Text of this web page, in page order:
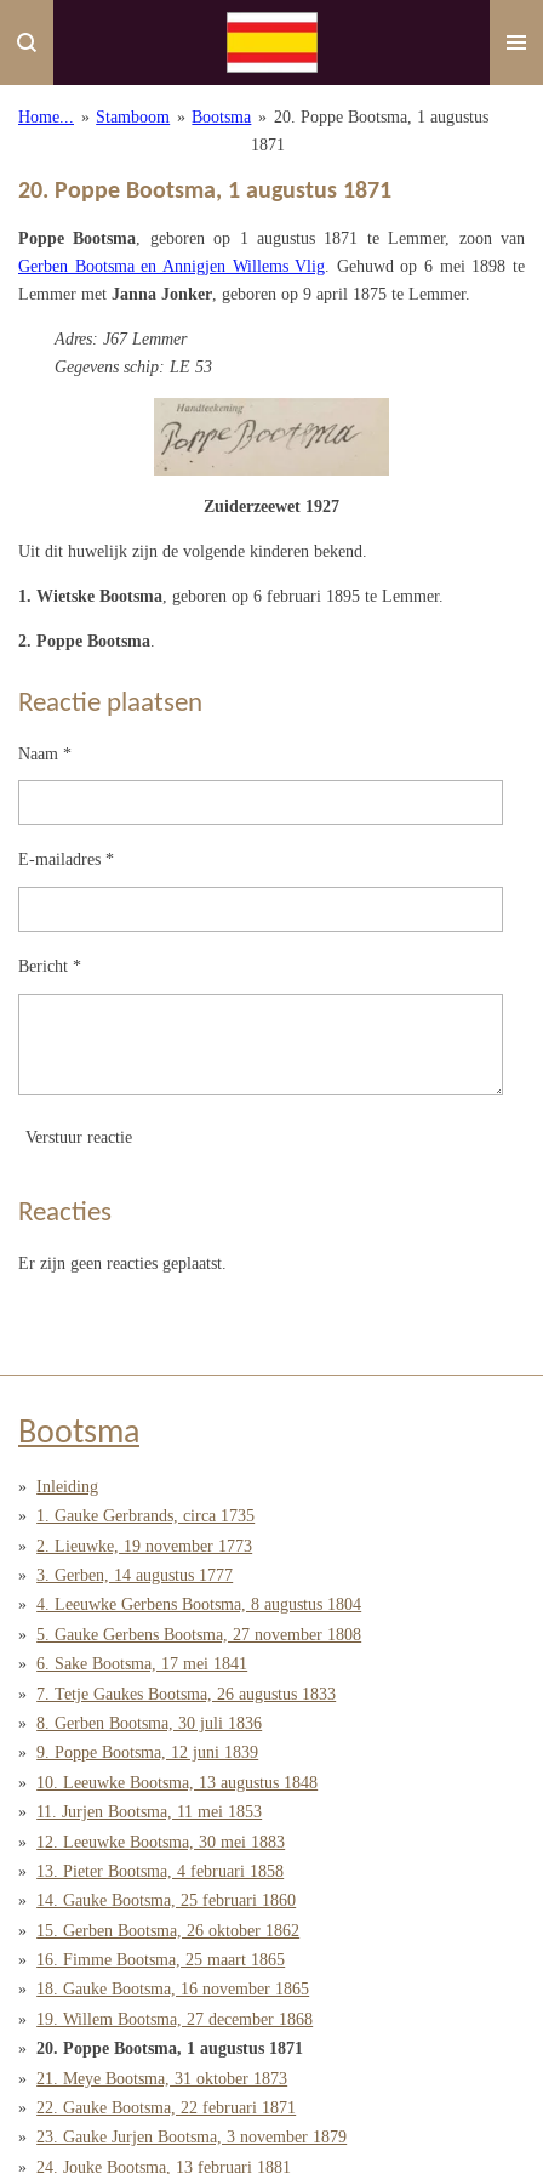
direct
de
Home... » Stamboom » Bootsma » 20. Poppe Bootsma, 1 augustus
1871
20. Poppe Bootsma, 1 augustus 1871
Poppe Bootsma, geboren op 1 augustus 1871 te Lemmer, zoon van
Gerben Bootsma en Annigjen Willems Vlig. Gehuwd op 6 mei 1898 te
Lemmer met Janna Jonker, geboren op 9 april 1875 te Lemmer.
Adres: J67 Lemmer
Gegevens schip: LE 53
Zuiderzeewet 1927
Uit dit huwelijk zijn de volgende kinderen bekend.
1. Wietske Bootsma, geboren op 6 februari 1895 te Lemmer.
2. Poppe Bootsma.
Reactie plaatsen
Naam *
E-mailadres *
Bericht *
Verstuur reactie
Reacties
Er zijn geen reacties geplaatst.
Bootsma
Inleiding
1. Gauke Gerbrands, circa 1735
2. Lieuwke, 19 november 1773
3. Gerben, 14 augustus 1777
4. Leeuwke Gerbens Bootsma, 8 augustus 1804
5. Gauke Gerbens Bootsma, 27 november 1808
6. Sake Bootsma, 17 mei 1841
7. Tetje Gaukes Bootsma, 26 augustus 1833
8. Gerben Bootsma, 30 juli 1836
9. Poppe Bootsma, 12 juni 1839
10. Leeuwke Bootsma, 13 augustus 1848
11. Jurjen Bootsma, 11 mei 1853
12. Leeuwke Bootsma, 30 mei 1883
13. Pieter Bootsma, 4 februari 1858
14. Gauke Bootsma, 25 februari 1860
15. Gerben Bootsma, 26 oktober 1862
16. Fimme Bootsma, 25 maart 1865
18. Gauke Bootsma, 16 november 1865
19. Willem Bootsma, 27 december 1868
20. Poppe Bootsma, 1 augustus 1871
21. Meye Bootsma, 31 oktober 1873
22. Gauke Bootsma, 22 februari 1871
23. Gauke Jurjen Bootsma, 3 november 1879
24. Jouke Bootsma, 13 februari 1881